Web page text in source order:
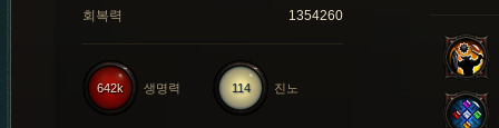
회복력
1354260
114 진노
642k 생명력